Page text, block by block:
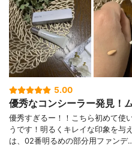
5.00
優秀なコンシーラー発見！
優秀すぎるー！！こちら初めて使
うです！明るくキレイな印象を与
は、02番明るめの部分用ファンデ